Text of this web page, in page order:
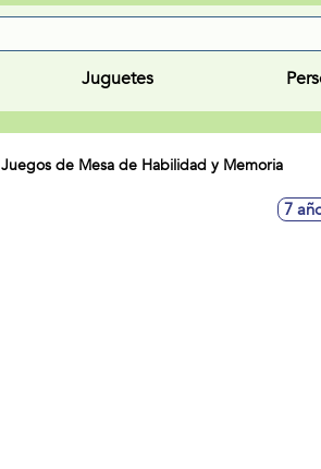
Juguetes
Juegos de Mesa de Habilidad y Memoria
7